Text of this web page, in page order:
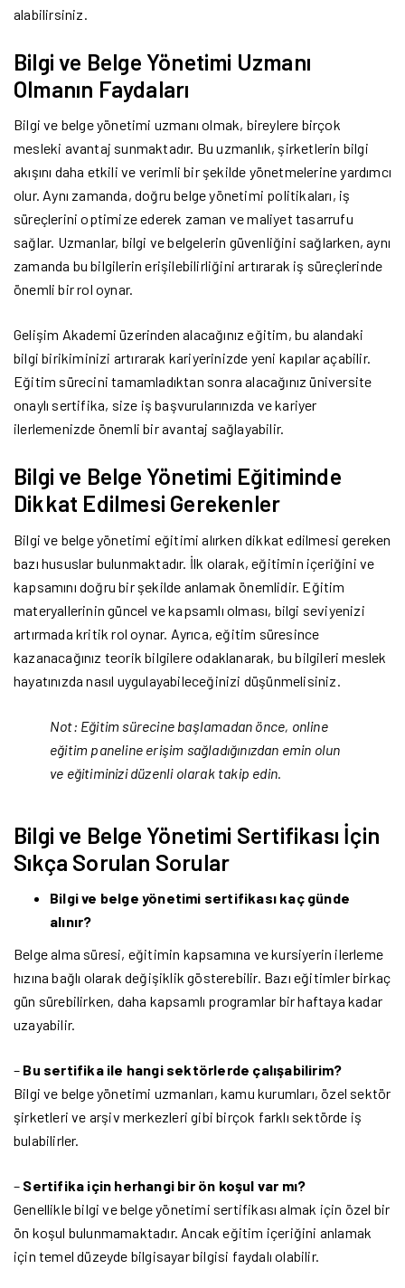
alabilirsiniz.
Bilgi ve Belge Yönetimi Uzmanı
Olmanın Faydaları
Bilgi ve belge yönetimi uzmanı olmak, bireylere birçok
mesleki avantaj sunmaktadır. Bu uzmanlık, şirketlerin bilgi
akışını daha etkili ve verimli bir şekilde yönetmelerine yardımcı
olur. Aynı zamanda, doğru belge yönetimi politikaları, iş
süreçlerini optimize ederek zaman ve maliyet tasarrufu
sağlar. Uzmanlar, bilgi ve belgelerin güvenliğini sağlarken, aynı
zamanda bu bilgilerin erişilebilirliğini artırarak iş süreçlerinde
önemli bir rol oynar.
Gelişim Akademi üzerinden alacağınız eğitim, bu alandaki
bilgi birikiminizi artırarak kariyerinizde yeni kapılar açabilir.
Eğitim sürecini tamamladıktan sonra alacağınız üniversite
onaylı sertifika, size iş başvurularınızda ve kariyer
ilerlemenizde önemli bir avantaj sağlayabilir.
Bilgi ve Belge Yönetimi Eğitiminde
Dikkat Edilmesi Gerekenler
Bilgi ve belge yönetimi eğitimi alırken dikkat edilmesi gereken
bazı hususlar bulunmaktadır. İlk olarak, eğitimin içeriğini ve
kapsamını doğru bir şekilde anlamak önemlidir. Eğitim
materyallerinin güncel ve kapsamlı olması, bilgi seviyenizi
artırmada kritik rol oynar. Ayrıca, eğitim süresince
kazanacağınız teorik bilgilere odaklanarak, bu bilgileri meslek
hayatınızda nasıl uygulayabileceğinizi düşünmelisiniz.
Not: Eğitim sürecine başlamadan önce, online
eğitim paneline erişim sağladığınızdan emin olun
ve eğitiminizi düzenli olarak takip edin.
Bilgi ve Belge Yönetimi Sertifikası İçin
Sıkça Sorulan Sorular
Bilgi ve belge yönetimi sertifikası kaç günde
alınır?
Belge alma süresi, eğitimin kapsamına ve kursiyerin ilerleme
hızına bağlı olarak değişiklik gösterebilir. Bazı eğitimler birkaç
gün sürebilirken, daha kapsamlı programlar bir haftaya kadar
uzayabilir.
– Bu sertifika ile hangi sektörlerde çalışabilirim?
Bilgi ve belge yönetimi uzmanları, kamu kurumları, özel sektör
şirketleri ve arşiv merkezleri gibi birçok farklı sektörde iş
bulabilirler.
– Sertifika için herhangi bir ön koşul var mı?
Genellikle bilgi ve belge yönetimi sertifikası almak için özel bir
ön koşul bulunmamaktadır. Ancak eğitim içeriğini anlamak
için temel düzeyde bilgisayar bilgisi faydalı olabilir.